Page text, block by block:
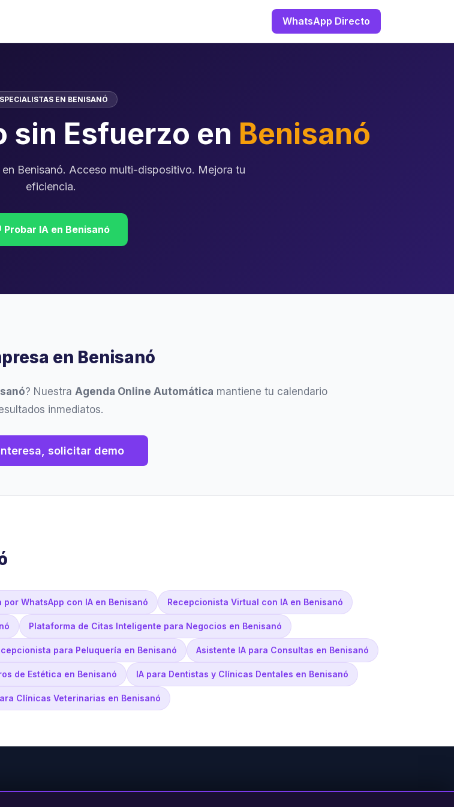
WhatsApp Directo
EN BENISANÓ
sin Esfuerzo en Benisanó
Benisanó. Acceso multi-dispositivo. Mejora tu
eficiencia.
Probar IA en Benisanó
en Benisanó
? Nuestra Agenda Online Automática mantiene tu calendario
inmediatos.
solicitar demo
por WhatsApp con IA en Benisanó Recepcionista Virtual con IA en Benisanó
Plataforma de Citas Inteligente para Negocios en Benisanó
para Peluquería en Benisanó Asistente IA para Consultas en Benisanó
de Estética en Benisanó IA para Dentistas y Clínicas Dentales en Benisanó
Clínicas Veterinarias en Benisanó